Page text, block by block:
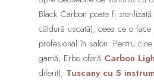
Black Carbon poate fi
căldură uscată), ceea ce o
profesional în salon. Pentru
gamă, Erbe oferă Carbon
diferit), Tuscany cu 5